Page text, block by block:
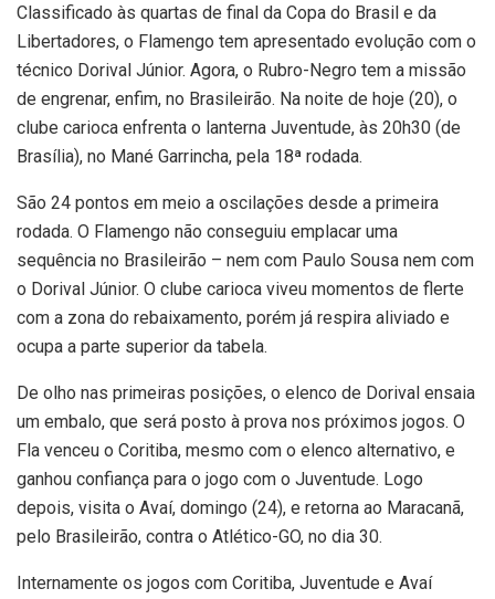
Classificado às quartas de final da Copa do Brasil e da
Libertadores, o Flamengo tem apresentado evolução com o
técnico Dorival Júnior. Agora, o Rubro-Negro tem a missão
de engrenar, enfim, no Brasileirão. Na noite de hoje (20), o
clube carioca enfrenta o lanterna Juventude, às 20h30 (de
Brasília), no Mané Garrincha, pela 18ª rodada.
São 24 pontos em meio a oscilações desde a primeira
rodada. O Flamengo não conseguiu emplacar uma
sequência no Brasileirão – nem com Paulo Sousa nem com
o Dorival Júnior. O clube carioca viveu momentos de flerte
com a zona do rebaixamento, porém já respira aliviado e
ocupa a parte superior da tabela.
De olho nas primeiras posições, o elenco de Dorival ensaia
um embalo, que será posto à prova nos próximos jogos. O
Fla venceu o Coritiba, mesmo com o elenco alternativo, e
ganhou confiança para o jogo com o Juventude. Logo
depois, visita o Avaí, domingo (24), e retorna ao Maracanã,
pelo Brasileirão, contra o Atlético-GO, no dia 30.
Internamente os jogos com Coritiba, Juventude e Avaí